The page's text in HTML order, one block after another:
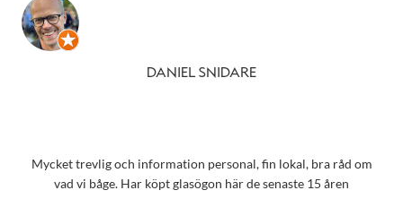
DANIEL SNIDARE
Mycket trevlig och information personal, fin lokal, bra råd om
vad vi båge. Har köpt glasögon här de senaste 15 åren